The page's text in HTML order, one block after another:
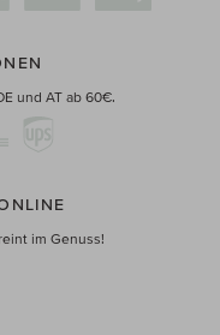
und AT ab 60€.
im Genuss!